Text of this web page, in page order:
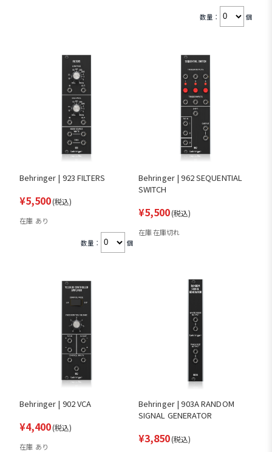
数量： 個
Behringer | 923 FILTERS
¥5,500(税込)
在庫 あり
数量： 個
Behringer | 962 SEQUENTIAL
SWITCH
¥5,500(税込)
在庫 在庫切れ
Behringer | 902 VCA
¥4,400(税込)
在庫 あり
Behringer | 903A RANDOM
SIGNAL GENERATOR
¥3,850(税込)